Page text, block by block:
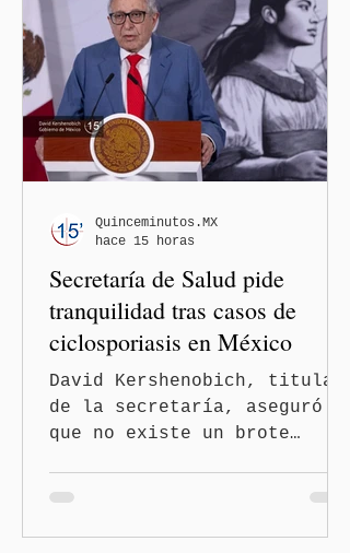
Washington busca cerrar el
paso al llamado “turismo de
nacimiento” y reforzar los
controles migratorios.
Secretaría de Salud pide
tranquilidad tras casos de
ciclosporiasis en México
David Kershenobich, titular
de la secretaría, aseguró
que no existe un brote
secretario de Salud
Quinceminutos.MX
hace 15 horas